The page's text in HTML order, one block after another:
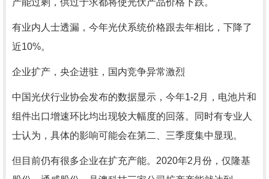
产能过剩，供过于求都将使光伏产品价格下跌。
有业内人士透漏，今年光伏系统价格跟去年相比，下降了
近10%。
企业扩产，央企进驻，国内竞争异常激烈
中国光伏行业协会发布的数据显示，今年1-2月，电池片和
组件出口增速环比均出现较大幅度的回落。同时有专业人
士认为，具体的影响可能会在第二、三季度集中显现。
但目前仍有很多企业在扩充产能。 2020年2月份，仅隆基